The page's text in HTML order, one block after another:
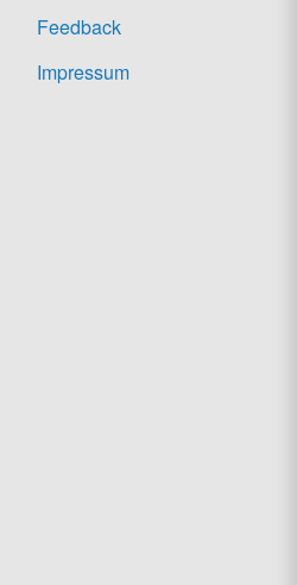
Feedback
Impressum